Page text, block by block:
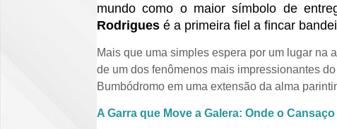
mundo como o maior símbolo de
Rodrigues é a primeira fiel a fincar
Mais que uma simples espera por um lugar na
de um dos fenômenos mais impressionantes
Bumbódromo em uma extensão da alma
A Garra que Move a Galera: Onde o